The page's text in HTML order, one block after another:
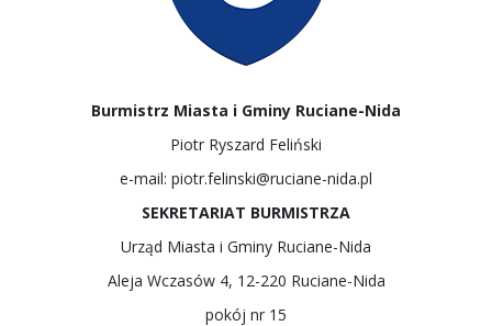
Burmistrz Miasta i Gminy Ruciane-Nida
Piotr Ryszard Feliński
e-mail: piotr.felinski@ruciane-nida.pl
SEKRETARIAT BURMISTRZA
Urząd Miasta i Gminy Ruciane-Nida
Aleja Wczasów 4, 12-220 Ruciane-Nida
pokój nr 15